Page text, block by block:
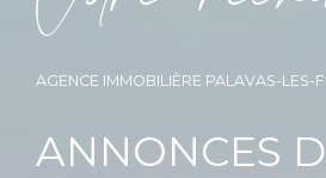
AGENCE IMMOBILIÈRE PALAVAS-LES-
ANNONCES